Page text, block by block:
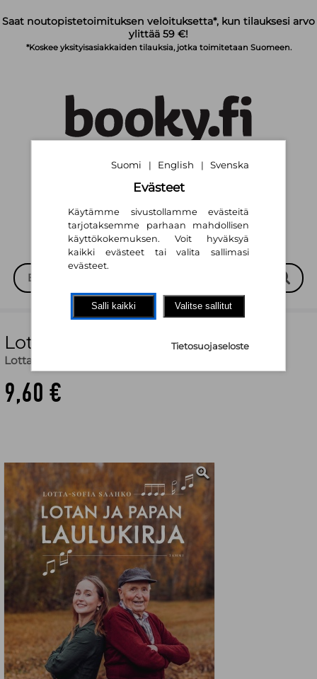
Saat noutopistetoimituksen veloituksetta*, kun tilauksesi arvo
ylittää 59 €!
*Koskee yksityisasiakkaiden tilauksia, jotka toimitetaan Suomeen.
Suomi | English | Svenska
Lotan ja papan laulukirja
Lotta-Sofia Saahko
9,60 €
Suomi | English | Svenska
Evästeet
Käytämme sivustollamme evästeitä
tarjotaksemme parhaan mahdollisen
käyttökokemuksen. Voit hyväksyä
kaikki evästeet tai valita sallimasi
evästeet.
Salli kaikki Valitse sallitut
Tietosuojaseloste